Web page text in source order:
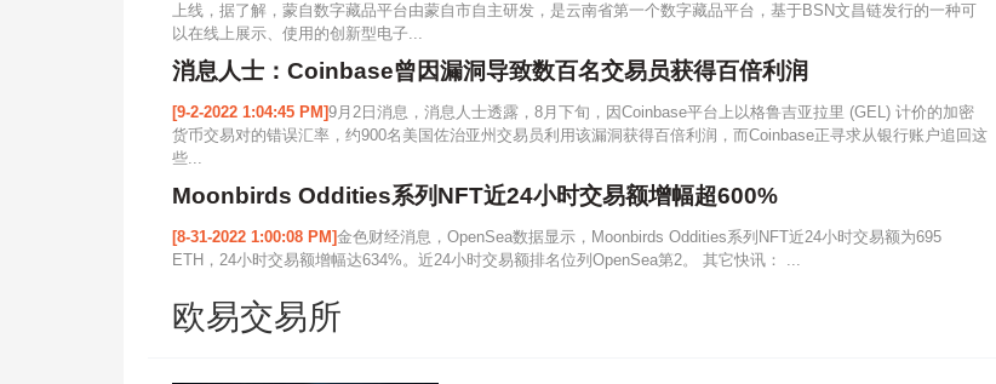
上线，据了解，蒙自数字藏品平台由蒙自市自主研发，是云南省第一个数字藏品平台，基于BSN文昌链发行的一种可
以在线上展示、使用的创新型电子...
消息人士：Coinbase曾因漏洞导致数百名交易员获得百倍利润
[9-2-2022 1:04:45 PM]9月2日消息，消息人士透露，8月下旬，因Coinbase平台上以格鲁吉亚拉里 (GEL) 计价的加密
货币交易对的错误汇率，约900名美国佐治亚州交易员利用该漏洞获得百倍利润，而Coinbase正寻求从银行账户追回这
些...
Moonbirds Oddities系列NFT近24小时交易额增幅超600%
[8-31-2022 1:00:08 PM]金色财经消息，OpenSea数据显示，Moonbirds Oddities系列NFT近24小时交易额为695
ETH，24小时交易额增幅达634%。近24小时交易额排名位列OpenSea第2。 其它快讯： ...
欧易交易所